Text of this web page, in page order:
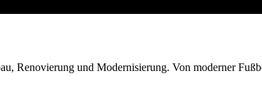
Renovierung und Modernisierung. Von moderner